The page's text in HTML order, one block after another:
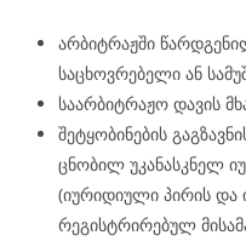
არბიტრაჟში
საცხოვრებელი ან
საარბიტრაჟო დავის
შეტყობინების
ცნობილ უკანასკნელ
(იურიდიული პირის და
რეგისტრირებულ